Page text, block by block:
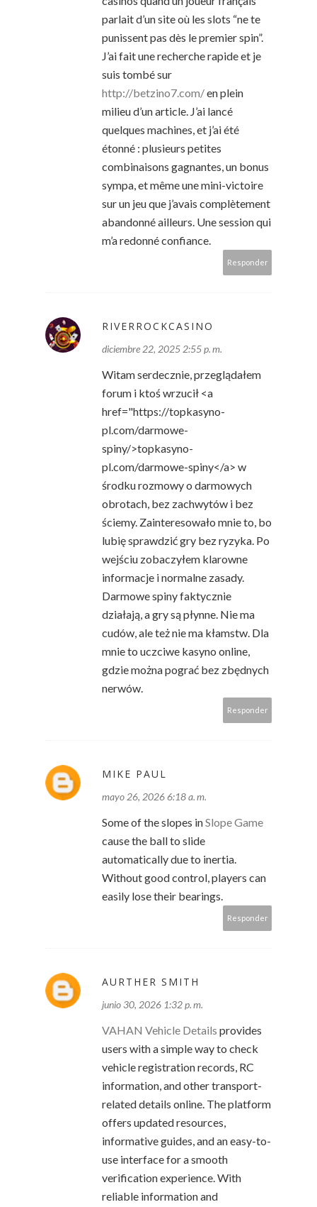
parlait d’un site où les slots “ne te
punissent pas dès le premier spin”.
J’ai fait une recherche rapide et je
suis tombé sur
http://betzino7.com/en plein
milieu d’un article. J’ai lancé
quelques machines, et j’ai été
étonné : plusieurs petites
combinaisons gagnantes, un bonus
sympa, et même une mini-victoire
sur un jeu que j’avais complètement
abandonné ailleurs. Une session qui
m’a redonné confiance.
Responder
RIVERROCKCASINO
diciembre 22, 2025 2:55 p. m.
Witam serdecznie, przeglądałem
forum i ktoś wrzucił <a
href="https://topkasyno-
pl.com/darmowe-
spiny/>topkasyno-
pl.com/darmowe-spiny</a> w
środku rozmowy o darmowych
obrotach, bez zachwytów i bez
ściemy. Zainteresowało mnie to, bo
lubię sprawdzić gry bez ryzyka. Po
wejściu zobaczyłem klarowne
informacje i normalne zasady.
Darmowe spiny faktycznie
działają, a gry są płynne. Nie ma
cudów, ale też nie ma kłamstw. Dla
mnie to uczciwe kasyno online,
gdzie można pograć bez zbędnych
nerwów.
Responder
MIKE PAUL
mayo 26, 2026 6:18 a. m.
Some of the slopes inSlope Game
cause the ball to slide
automatically due to inertia.
Without good control, players can
easily lose their bearings.
Responder
AURTHER SMITH
junio 30, 2026 1:32 p. m.
VAHAN Vehicle Details provides
users with a simple way to check
vehicle registration records, RC
information, and other transport-
related details online. The platform
offers updated resources,
informative guides, and an easy-to-
use interface for a smooth
verification experience. With
reliable information and